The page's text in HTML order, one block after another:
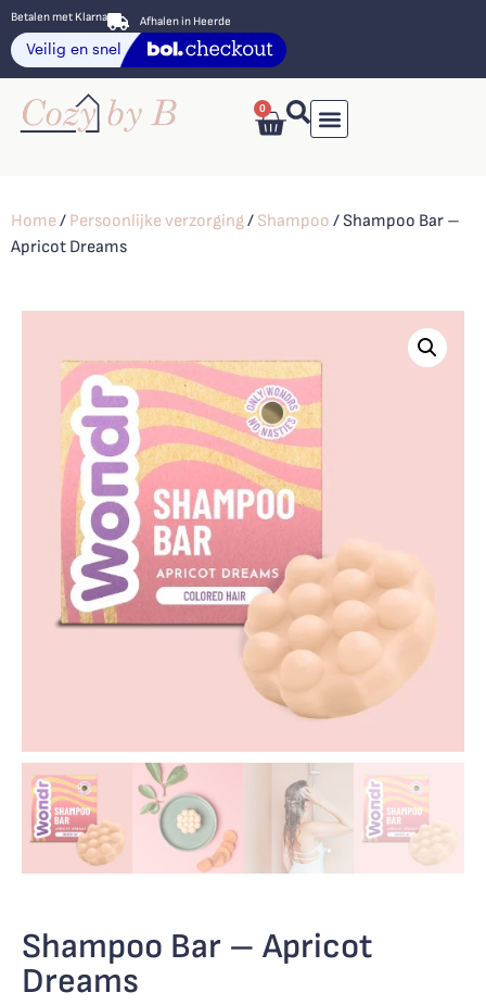
Betalen met Klarna Afhalen in Heerde
0
Home/ Persoonlijke verzorging/ Shampoo / Shampoo Bar –
Apricot Dreams
Shampoo Bar – Apricot
Dreams